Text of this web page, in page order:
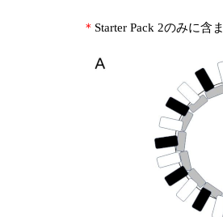
＊ Starter Pack 2のみに含